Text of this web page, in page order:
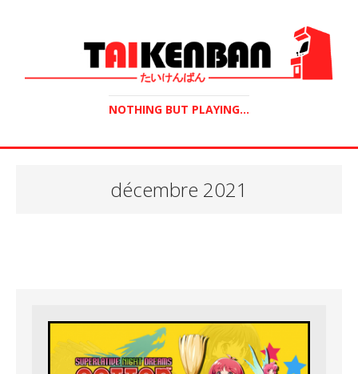
NOTHING BUT PLAYING...
décembre 2021